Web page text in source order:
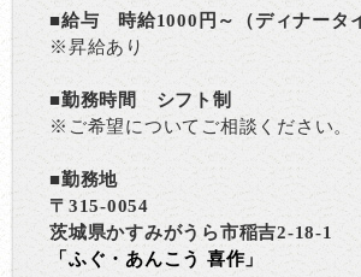
■給与 時給1000円～（ディナータ
※昇給あり
■勤務時間 シフト制
※ご希望についてご相談ください。
■勤務地
〒315-0054
茨城県かすみがうら市稲吉2-18-1
「ふぐ・あんこう 喜作」